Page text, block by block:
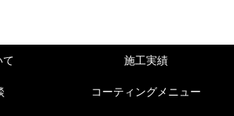
て 施工実績
コーティングメニュー